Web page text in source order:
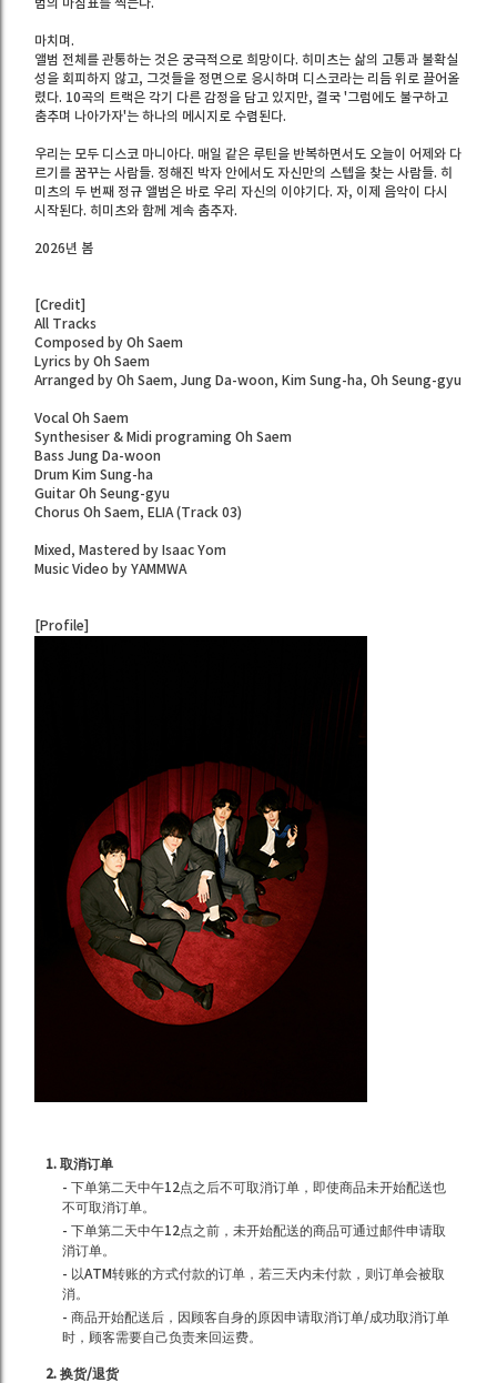
마치며.
앨범 전체를 관통하는 것은 궁극적으로 희망이다. 히미츠는 삶의 고통과 불확실
성을 회피하지 않고, 그것들을 정면으로 응시하며 디스코라는 리듬 위로 끌어올
렸다. 10곡의 트랙은 각기 다른 감정을 담고 있지만, 결국 '그럼에도 불구하고
춤추며 나아가자'는 하나의 메시지로 수렴된다.
우리는 모두 디스코 마니아다. 매일 같은 루틴을 반복하면서도 오늘이 어제와 다
르기를 꿈꾸는 사람들. 정해진 박자 안에서도 자신만의 스텝을 찾는 사람들. 히
미츠의 두 번째 정규 앨범은 바로 우리 자신의 이야기다. 자, 이제 음악이 다시
시작된다. 히미츠와 함께 계속 춤추자.
2026년 봄
[Credit]
All Tracks
Composed by Oh Saem
Lyrics by Oh Saem
Arranged by Oh Saem, Jung Da-woon, Kim Sung-ha, Oh Seung-gyu
Vocal Oh Saem
Synthesiser & Midi programing Oh Saem
Bass Jung Da-woon
Drum Kim Sung-ha
Guitar Oh Seung-gyu
Chorus Oh Saem, ELIA (Track 03)
Mixed, Mastered by Isaac Yom
Music Video by YAMMWA
[Profile]
1. 取消订单
- 下单第二天中午12点之后不可取消订单，即使商品未开始配送也
不可取消订单。
- 下单第二天中午12点之前，未开始配送的商品可通过邮件申请取
消订单。
- 以ATM转账的方式付款的订单，若三天内未付款，则订单会被取
消。
- 商品开始配送后，因顾客自身的原因申请取消订单/成功取消订单
时，顾客需要自己负责来回运费。
2. 换货/退货